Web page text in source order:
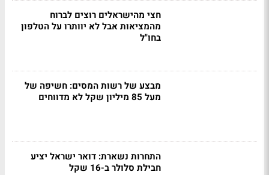
חצי מהישראלים רוצים לברוח
מהמציאות אבל לא יוותרו על הטלפון
בחו"ל
מבצע של רשות המסים: חשיפה של
מעל 85 מיליון שקל לא מדווחים
התחרות נשארת: דואר ישראל יציע
חבילת סלולר ב-16 שקל